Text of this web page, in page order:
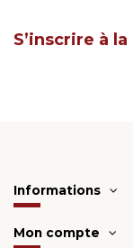
S’inscrire à
Informations
Mon compte